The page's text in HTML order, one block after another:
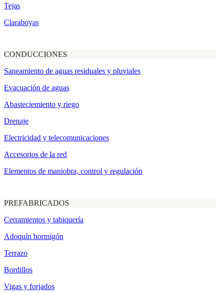
Tejas
Claraboyas
CONDUCCIONES
Saneamiento de aguas residuales y pluviales
Evacuación de aguas
Abasteciemiento y riego
Drenaje
Electricidad y telecomunicaciones
Accesorios de la red
Elementos de maniobra, control y regulación
PREFABRICADOS
Cerramientos y tabiquería
Adoquín hormigón
Terrazo
Bordillos
Vigas y forjados